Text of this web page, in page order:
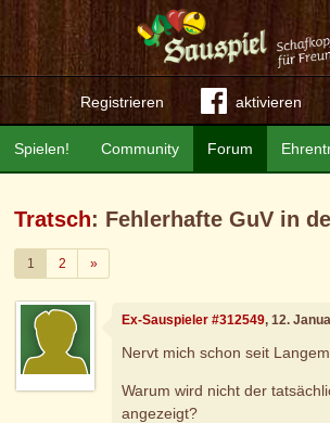
Registrieren aktivieren
Community Forum
Spielen!
Tratsch: Fehlerhafte GuV in
1 2 »Weiter
Ex-Sauspieler #312549, 12.
Nervt mich schon seit
Warum wird nicht der
angezeigt?